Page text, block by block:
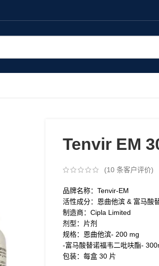
Tenvir EM
(10条客户评价)
品牌名称：Tenvir-EM
活性成分：恩曲他滨 & 富马酸
制造商：Cipla Limited
剂型：片剂
规格：恩曲他滨- 200 mg
-富马酸替诺福韦二吡呋酯-
包装：每盒 30 片